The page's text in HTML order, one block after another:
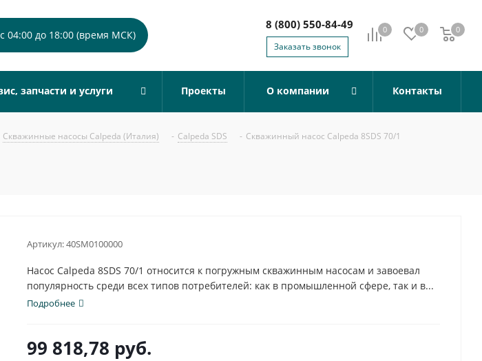
с 04:00 до 18:00 (время МСК) 0 0 0
0
8 (800) 550-84-49
Заказать звонок
запчасти и услуги Проекты О компании Контакты
Скважинные насосы Calpeda (Италия) - Calpeda SDS - Скважинный насос Calpeda 8SDS 70/1
Артикул:40SM0100000
Насос Calpeda 8SDS 70/1 относится к погружным скважинным насосам и завоевал
популярность среди всех типов потребителей: как в промышленной сфере, так и в...
Подробнее
99 818,78 руб.